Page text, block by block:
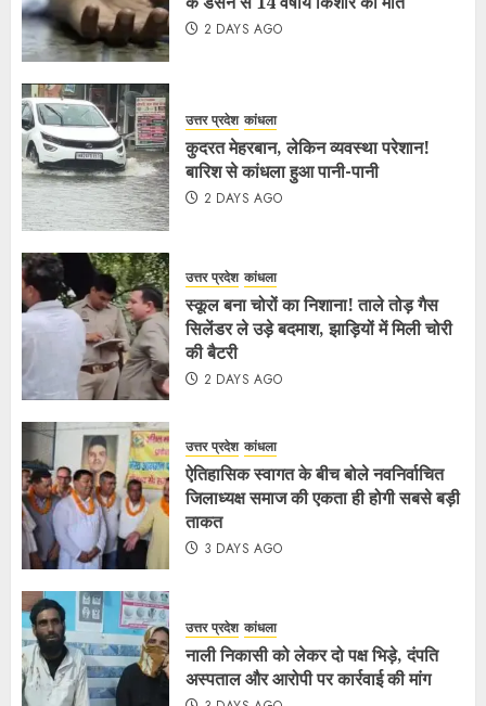
2 DAYS AGO
उत्तर प्रदेश कांधला
कुदरत मेहरबान, लेकिन व्यवस्था परेशान!
बारिश से कांधला हुआ पानी-पानी
2 DAYS AGO
उत्तर प्रदेश कांधला
स्कूल बना चोरों का निशाना! ताले तोड़ गैस
सिलेंडर ले उड़े बदमाश, झाड़ियों में मिली चोरी
की बैटरी
2 DAYS AGO
उत्तर प्रदेश कांधला
ऐतिहासिक स्वागत के बीच बोले नवनिर्वाचित
जिलाध्यक्ष समाज की एकता ही होगी सबसे बड़ी
ताकत
3 DAYS AGO
उत्तर प्रदेश कांधला
नाली निकासी को लेकर दो पक्ष भिड़े, दंपति
अस्पताल और आरोपी पर कार्रवाई की मांग